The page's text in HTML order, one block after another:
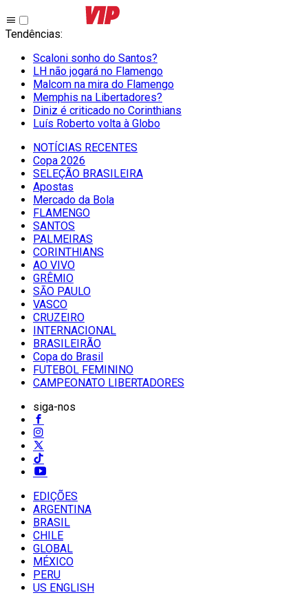
Tendências:
Scaloni sonho do Santos?
LH não jogará no Flamengo
Malcom na mira do Flamengo
Memphis na Libertadores?
Diniz é criticado no Corinthians
Luís Roberto volta à Globo
NOTÍCIAS RECENTES
Copa 2026
SELEÇÃO BRASILEIRA
Apostas
Mercado da Bola
FLAMENGO
SANTOS
PALMEIRAS
CORINTHIANS
AO VIVO
GRÊMIO
SĀO PAULO
VASCO
CRUZEIRO
INTERNACIONAL
BRASILEIRÃO
Copa do Brasil
FUTEBOL FEMININO
CAMPEONATO LIBERTADORES
siga-nos
EDIÇÕES
ARGENTINA
BRASIL
CHILE
GLOBAL
MÉXICO
PERU
US ENGLISH